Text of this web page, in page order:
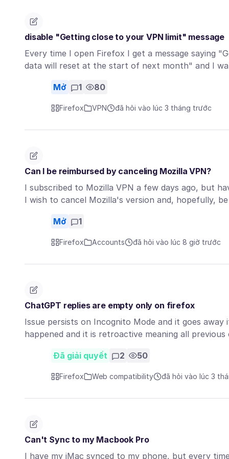
disable "Getting close to your VPN limit" message
Every time I open Firefox I get a message saying
data will reset at the start of next month" and I
Mở 1 80
Firefox VPN đã hỏi vào lúc 3 tháng trước
Can I be reimbursed by canceling Mozilla VPN?
I subscribed to Mozilla VPN a few days ago, but
I wish to cancel Mozilla's version and, hopefully,
Mở 1
Firefox Accounts đã hỏi vào lúc 8 giờ trước
ChatGPT replies are empty only on firefox
Issue persists on Incognito Mode and it goes
happened and it is retroactive meaning all
Đã giải quyết 2 50
Firefox Web compatibility đã hỏi vào lúc 3
Can't Sync to my Macbook Pro
I have my iMac synced to my phone, but every